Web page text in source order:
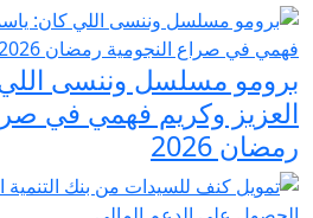
برومو مسلسل وننسى
العزيز وكريم فهمي في
رمضان 2026